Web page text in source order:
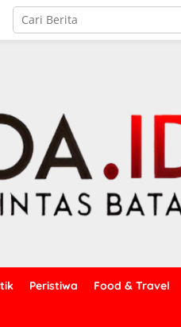
Peristiwa Food & Travel